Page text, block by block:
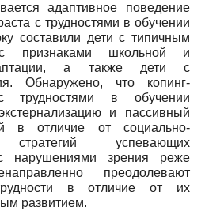
адаптивное поведение
с трудностями в обучении
составили дети с типичным
признаками школьной и
а также дети с
Обнаружено, что копинг-
трудностями в обучении
и пассивный
в отличие от социально-
стратегий успевающих
нарушениями зрения реже
преодолевают
в отличие от их
развитием.